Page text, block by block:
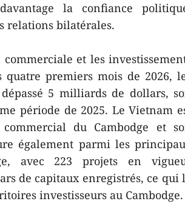
la confiance
relations bilatérales.
et les
premiers mois de 2026,
5 milliards de dollars,
période de 2025. Le Vietnam
du Cambodge et
également parmi les
avec 223 projets en
de capitaux enregistrés, ce qui
investisseurs au Cambodge.